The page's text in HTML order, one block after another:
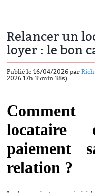
Relancer un
loyer : le bon
Publié le 16/04/2026 par
2026 17h 35min 38s)
paiement
relation ?